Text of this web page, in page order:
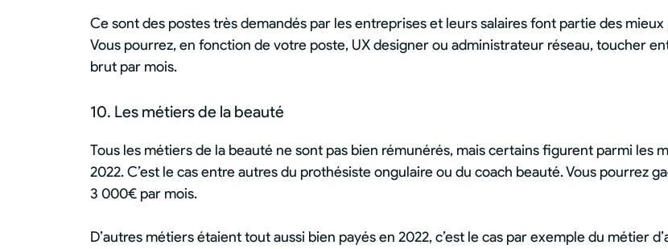
Ce sont des postes très demandés par les entreprises et leurs salaires font partie des mieux
Vous pourrez, en fonction de votre poste, UX designer ou administrateur réseau, toucher
brut par mois.
10. Les métiers de la beauté
Tous les métiers de la beauté ne sont pas bien rémunérés, mais certains figurent parmi les
2022. C’est le cas entre autres du prothésiste ongulaire ou du coach beauté. Vous pourrez
3 000€ par mois.
D’autres métiers étaient tout aussi bien payés en 2022, c’est le cas par exemple du métier